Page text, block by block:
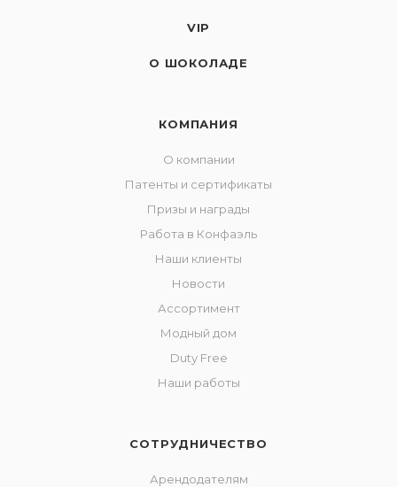
VIP
О ШОКОЛАДЕ
КОМПАНИЯ
О компании
Патенты и сертификаты
Призы и награды
Работа в Конфаэль
Наши клиенты
Новости
Ассортимент
Модный дом
Duty Free
Наши работы
СОТРУДНИЧЕСТВО
Арендодателям